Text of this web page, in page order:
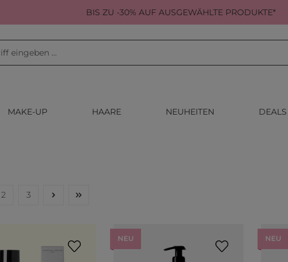
BIS ZU -30% AUF AUSGEWÄHLTE PRODUKTE*
MAKE-UP HAARE NEUHEITEN DEALS
Seite
2 Seite
3
NEU NEU